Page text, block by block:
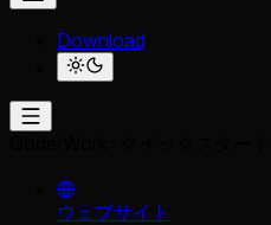
Download
ウェブサイト